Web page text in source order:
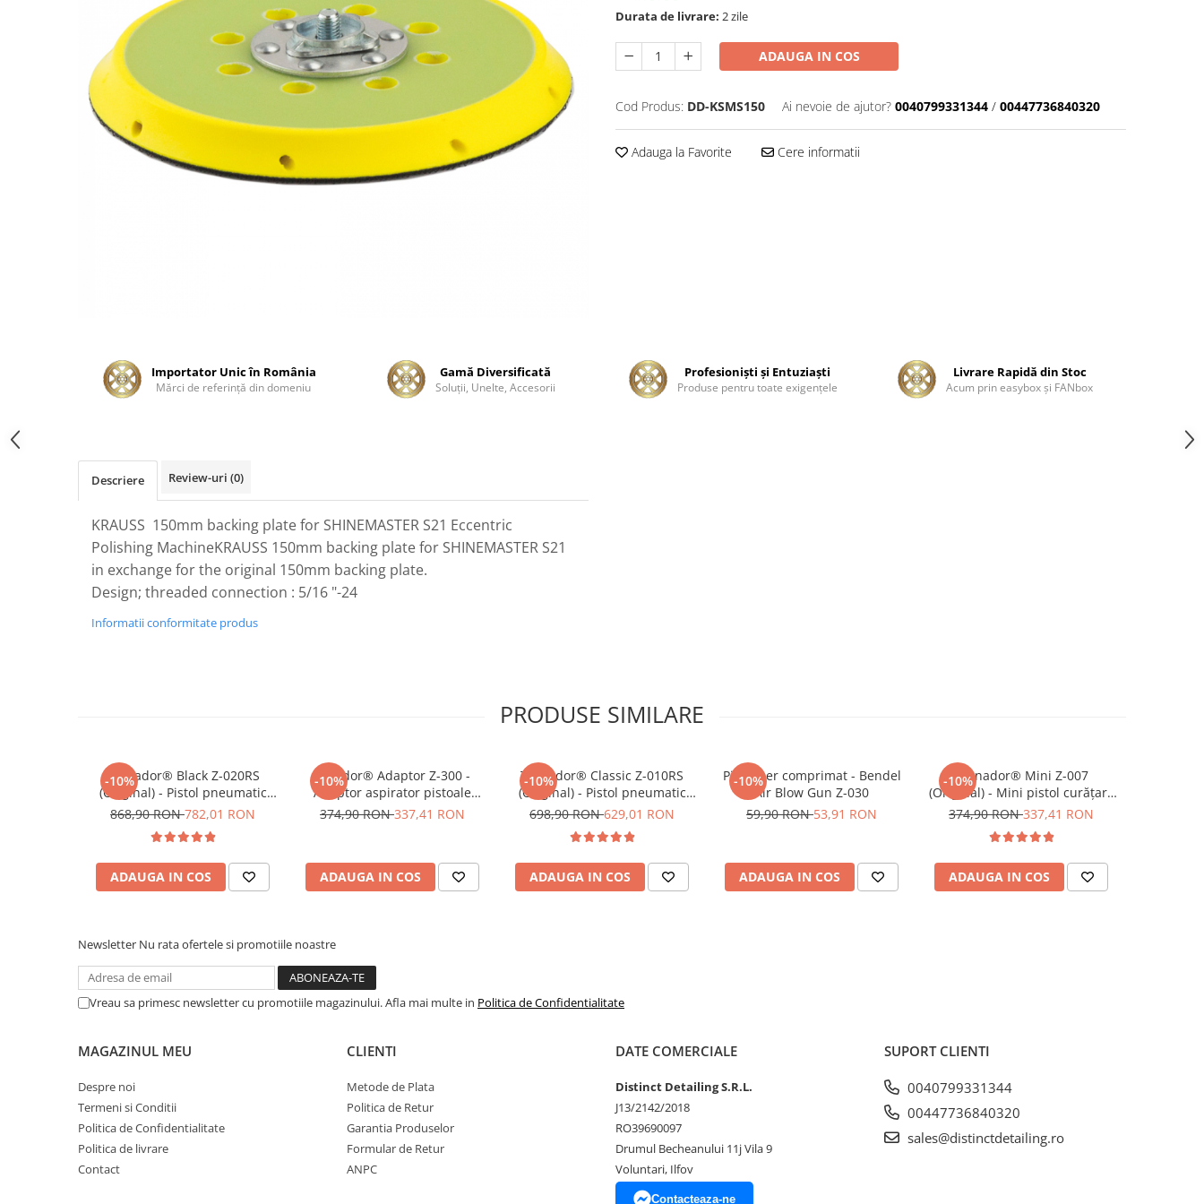
Maşini de Polishat
Paste Polish
Paste Polish Gama Marină
Piele
Tratamente şi Întreţinere
Recondiţionare Piele
Accesorii Detailing Auto
Pulverizatoare
Jante şi Anvelope
Compartiment Motor
Detailing Outlet
Distinct Lifestyle
Acreditări & Training
Durata de livrare: 2 zile
ADAUGA IN COS
Cod Produs: DD-KSMS150 Ai nevoie de ajutor? 0040799331344 / 00447736840320
Adauga la Favorite Cere informatii
Importator Unic în România
Mărci de referinţă din domeniu
Gamă Diversificată
Soluţii, Unelte, Accesorii
Profesionişti şi Entuziaşti
Produse pentru toate exigenţele
Livrare Rapidă din Stoc
Acum prin easybox şi FANbox
Descriere Review-uri (0)
KRAUSS 150mm backing plate for SHINEMASTER S21 Eccentric
Polishing MachineKRAUSS 150mm backing plate for SHINEMASTER S21
in exchange for the original 150mm backing plate.
Design; threaded connection : 5/16 "-24
Informatii conformitate produs
PRODUSE SIMILARE
-10%
Tornador® Black Z-020RS
(Original) - Pistol pneumatic
pentru curățare
868,90 RON782,01 RON
ADAUGA IN COS
-10%
Rotador® Adaptor Z-300 -
Adaptor aspirator pistoale
pneumatice seria RS
374,90 RON337,41 RON
ADAUGA IN COS
-10%
Tornador® Classic Z-010RS
(Original) - Pistol pneumatic
pentru curățare
698,90 RON629,01 RON
ADAUGA IN COS
-10%
Pistol aer comprimat - Bendel
Air Blow Gun Z-030
59,90 RON53,91 RON
ADAUGA IN COS
-10%
Tornador® Mini Z-007
(Original) - Mini pistol curățare
cu aer comprimat
374,90 RON337,41 RON
ADAUGA IN COS
Newsletter Nu rata ofertele si promotiile noastre
Vreau sa primesc newsletter cu promotiile magazinului. Afla mai multe in Politica de Confidentialitate
MAGAZINUL MEU
Despre noi
Termeni si Conditii
Politica de Confidentialitate
Politica de livrare
Contact
CLIENTI
Metode de Plata
Politica de Retur
Garantia Produselor
Formular de Retur
ANPC
DATE COMERCIALE
Distinct Detailing S.R.L.
J13/2142/2018
RO39690097
Drumul Becheanului 11j Vila 9
Voluntari, Ilfov
Contacteaza-ne
SUPORT CLIENTI
0040799331344
00447736840320
sales@distinctdetailing.ro